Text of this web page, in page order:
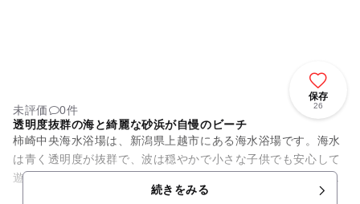
保存
26
未評価
0件
透明度抜群の海と綺麗な砂浜が自慢のビーチ
柿崎中央海水浴場は、新潟県上越市にある海水浴場です。海水
は青く透明度が抜群で、波は穏やかで小さな子供でも安心して
遊べます。砂浜は、砂の粒が大きめなので、体にまとわりつき
にくく、気持ちよく過ごす事...続きをみる